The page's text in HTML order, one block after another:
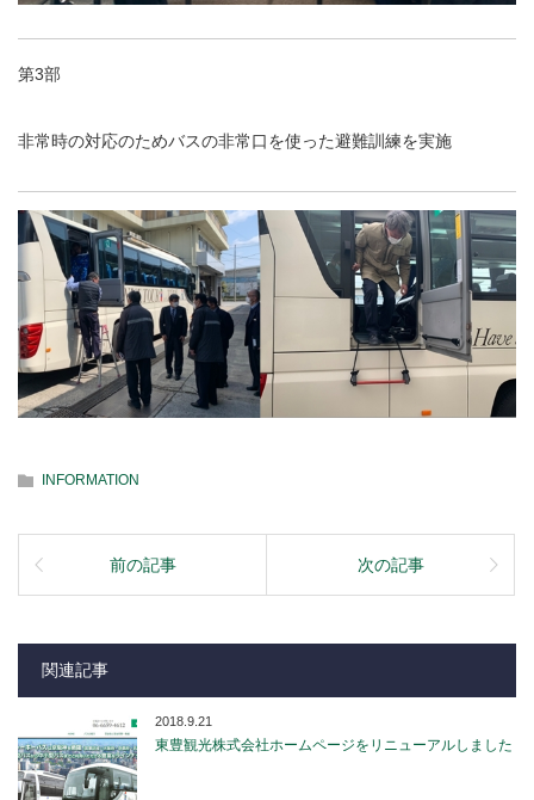
第3部
非常時の対応のためバスの非常口を使った避難訓練を実施
INFORMATION
前の記事 次の記事
関連記事
2018.9.21
東豊観光株式会社ホームページをリニューアルしました